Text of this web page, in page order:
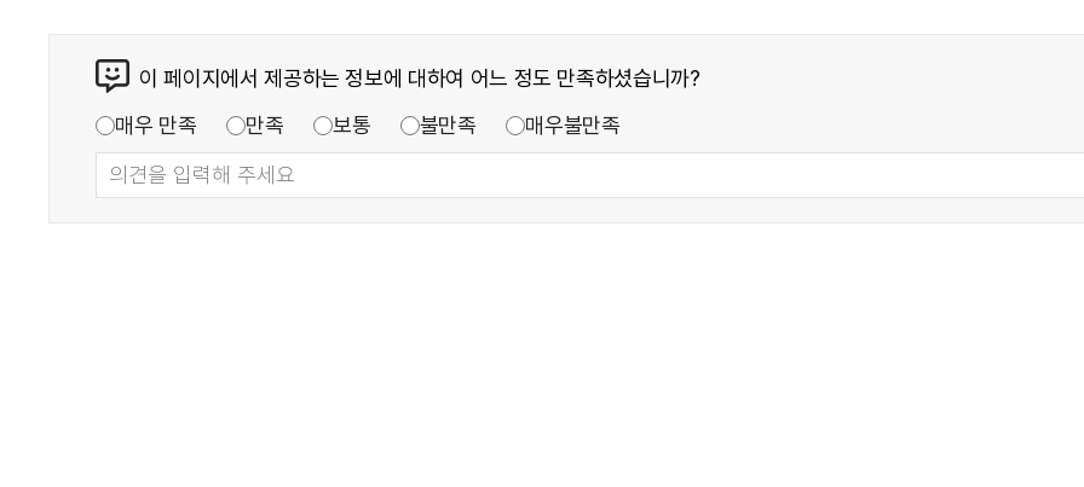
이 페이지에서 제공하는 정보에 대하여 어느 정도 만족하셨습니까?
매우 만족
만족 보통 불만족 매우불만족